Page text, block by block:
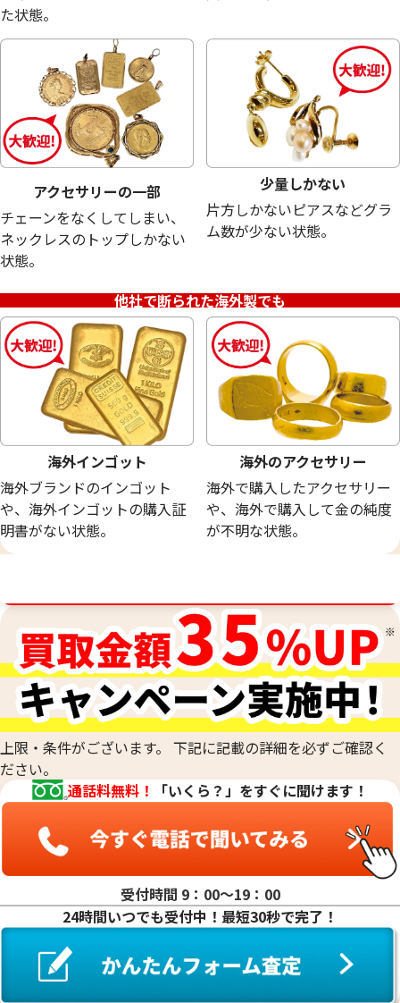
シルバー 925(sv925) ティファニー ピアス
9.9g
参考買取価格
シルバー925
ーファット ペンダ
参考買取価格
1,400
た状態。
アクセサリーの一部
チェーンをなくしてしまい、
ネックレスのトップしかない
状態。
少量しかない
片方しかないピアスなどグラ
ム数が少ない状態。
他社で断られた海外製でも
海外インゴット
海外ブランドのインゴット
や、海外インゴットの購入証
明書がない状態。
海外のアクセサリー
海外で購入したアクセサリー
や、海外で購入して金の純度
が不明な状態。
上限・条件がございます。 下記に記載の詳細を必ずご確認く
ださい。
通話料無料！
「いくら？」をすぐに聞けます！
受付時間 9：00〜19：00
24時間いつでも受付中！最短30秒で完了！